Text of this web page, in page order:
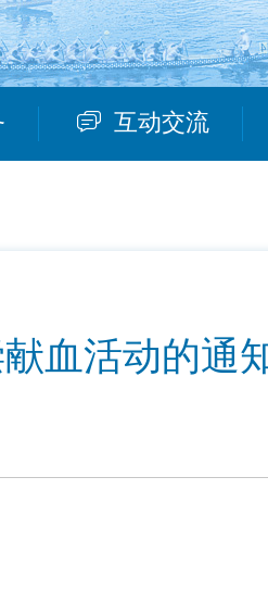
互动交流
血活动的通